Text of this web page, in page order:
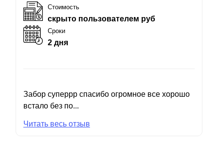
Стоимость
скрыто пользователем руб
Сроки
2 дня
Забор суперрр спасибо огромное все хорошо
встало без по...
Читать весь отзыв